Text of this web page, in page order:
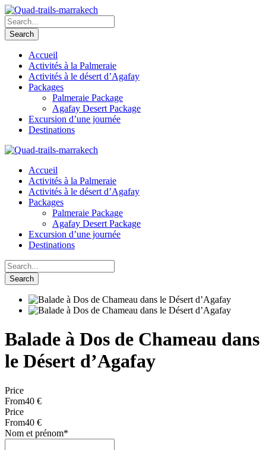
Accueil
Activités à la Palmeraie
Activités à le désert d’Agafay
Packages
Palmeraie Package
Agafay Desert Package
Excursion d’une journée
Destinations
Accueil
Activités à la Palmeraie
Activités à le désert d’Agafay
Packages
Palmeraie Package
Agafay Desert Package
Excursion d’une journée
Destinations
Balade à Dos de Chameau dans
le Désert d’Agafay
Price
From40 €
Price
From40 €
Nom et prénom*